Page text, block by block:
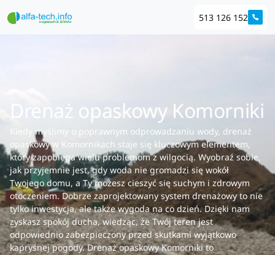
513 126 152
Drenaż opaskowy Komorniki
Kiedy myślimy o poprawnym odprowadzaniu wody, drenaż
opaskowy w Komornikach staje się kluczowym elementem,
który zapobiega wielu problemom z wilgocią. Wyobraź sobie,
jak przyjemnie jest, gdy woda nie gromadzi się wokół
Twojego domu, a Ty możesz cieszyć się suchym i zdrowym
otoczeniem. Dobrze zaprojektowany system drenażowy to nie
tylko inwestycja, ale także wygoda na co dzień. Dzięki nam
zyskasz spokój ducha, wiedząc, że Twój teren jest
odpowiednio zabezpieczony przed skutkami wyjątkowo
kapryśnej pogody. Drenaż opaskowy Komorniki to